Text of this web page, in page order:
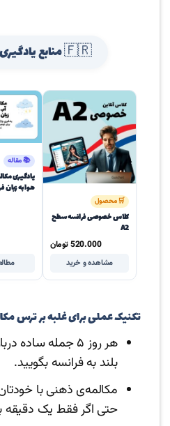
🇫🇷 منابع یادگیری فرانسه 🇫🇷
🛒 محصول
کلاس خصوصی فرانسه سطح
A2
520.000تومان
مشاهده و خرید
📚 مقاله
یادگیری
هوا به زبان
مثال‌ها و
تکنیک عملی برای غلبه بر ترس
هر روز ۵ جمله
بلند به فرانسه بگویید.
مکالمه‌ی ذهنی با
حتی اگر فقط یک دقیقه